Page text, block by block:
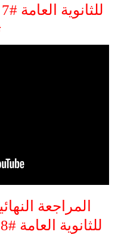
المراجعة
للثانوية العامة #8 موضوعات تالتة ثانوي